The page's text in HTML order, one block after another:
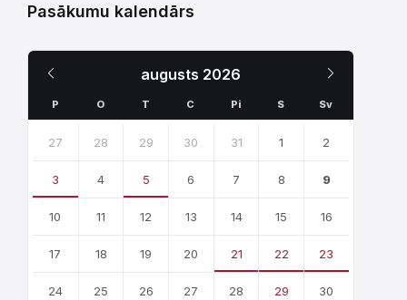
Pasākumu kalendārs
augusts 2026
Mēnesis
P O T C Pi S Sv
calendar
27 28 29 30 31 1 2
3 4 5 6 7 8 9
10 11 12 13 14 15 16
17 18 19 20 21 22 23
24 25 26 27 28 29 30